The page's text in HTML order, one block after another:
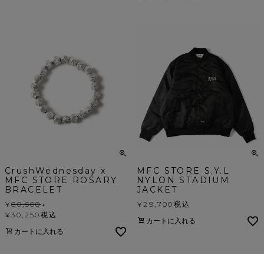
CrushWednesday x
MFC STORE ROSARY
BRACELET
¥60,500↓
¥30,250 税込
カートに入れる
MFC STORE S.Y.L
NYLON STADIUM
JACKET
¥ 29,700 税込
カートに入れる